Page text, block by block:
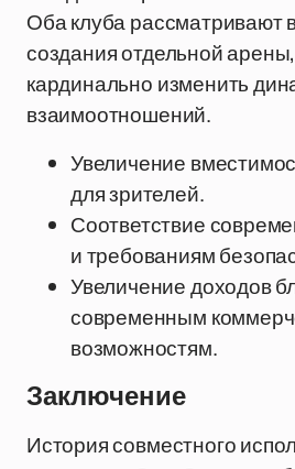
Оба клуба рассматривают
создания отдельной
кардинально изменить
взаимоотношений.
Увеличение
для зрителей.
Соответствие
и требованиям
Увеличение доходов
современным
возможностям.
Заключение
История совместного